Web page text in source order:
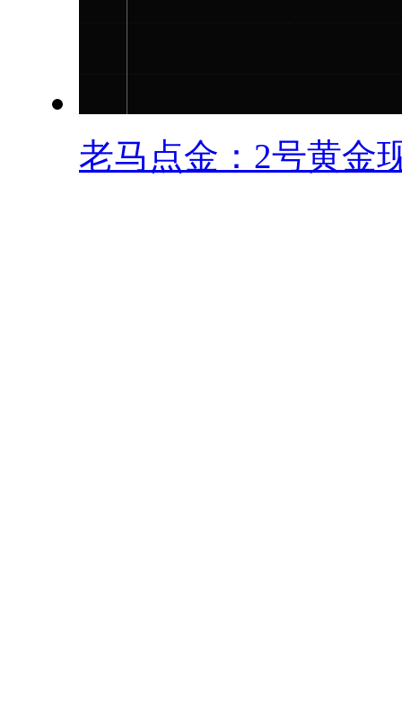
老马点金：2号黄金